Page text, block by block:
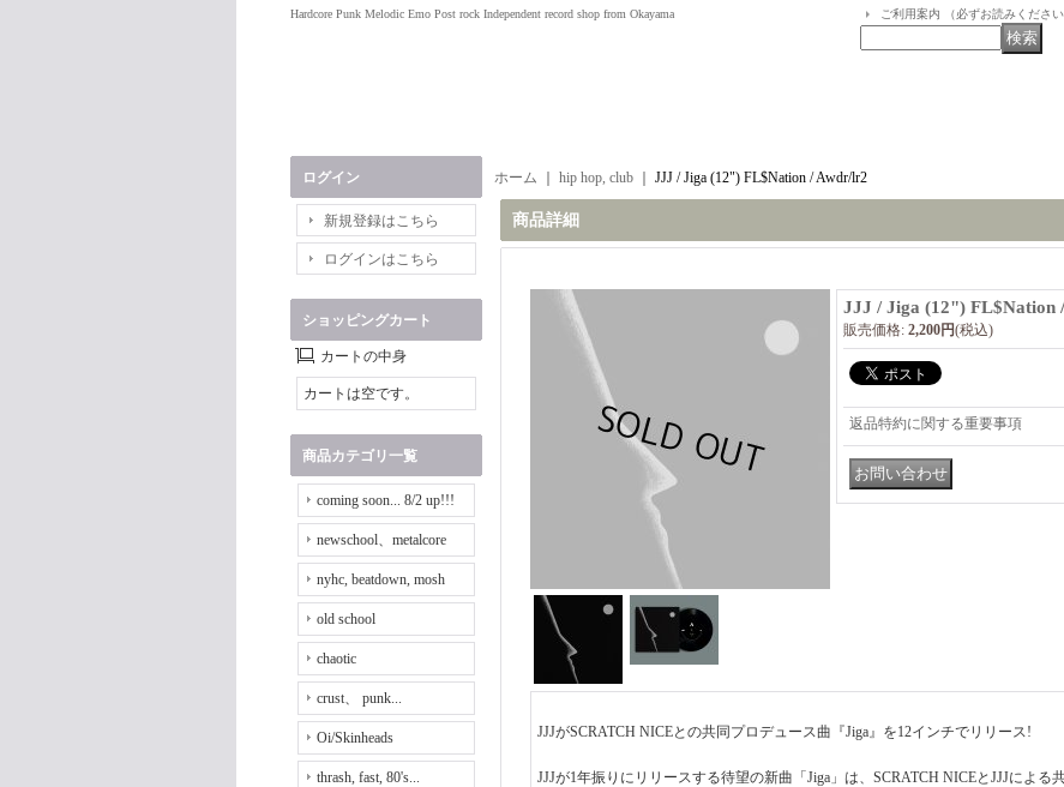
Hardcore Punk Melodic Emo Post rock Independent record shop from Okayama ご利用案内 （必ずお読みください
ログイン
新規登録はこちら
ログインはこちら
ショッピングカート
カートの中身
カートは空です。
商品カテゴリ一覧
coming soon... 8/2 up!!!
newschool、metalcore
nyhc, beatdown, mosh
old school
chaotic
crust、 punk...
Oi/Skinheads
thrash, fast, 80's...
ホーム hip hop, club JJJ / Jiga (12") FL$Nation / Awdr/lr2
商品詳細
JJJ / Jiga (12") FL$Nation
販売価格: 2,200円(税込)
返品特約に関する重要事項
JJJがSCRATCH NICEとの共同プロデュース曲『Jiga』を12インチでリリース!
JJJが1年振りにリリースする待望の新曲「Jiga」は、SCRATCH NICEとJJJによる